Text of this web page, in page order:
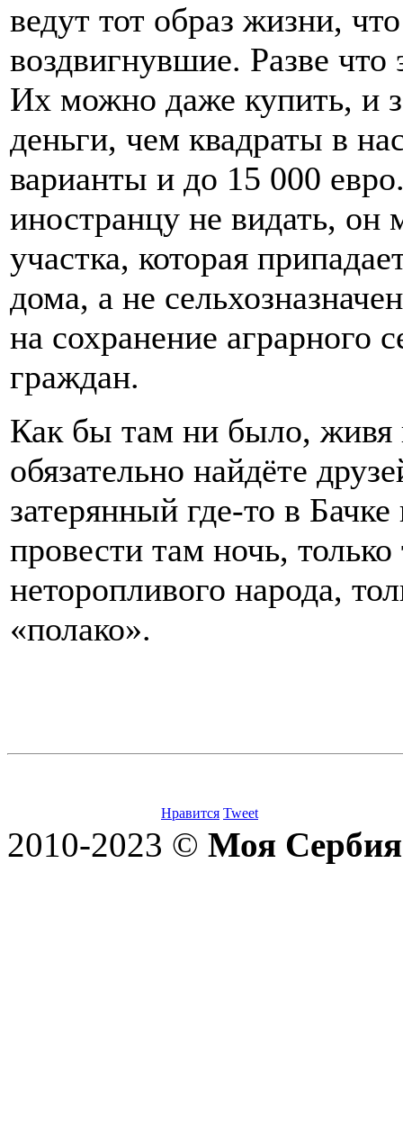
ведут тот образ жизни,
воздвигнувшие. Разве что
Их можно даже купить, и
деньги, чем квадраты в
варианты и до 15 000
иностранцу не видать, он
участка, которая
дома, а не
на сохранение аграрного
граждан.
Как бы там ни было, живя
обязательно найдёте
затерянный где-то в
провести там ночь,
неторопливого народа,
«полако».
Нравится Tweet
2010-2023 © Моя Сербия